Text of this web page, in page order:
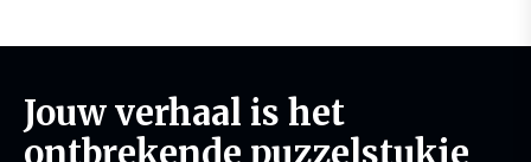
Jouw verhaal is het